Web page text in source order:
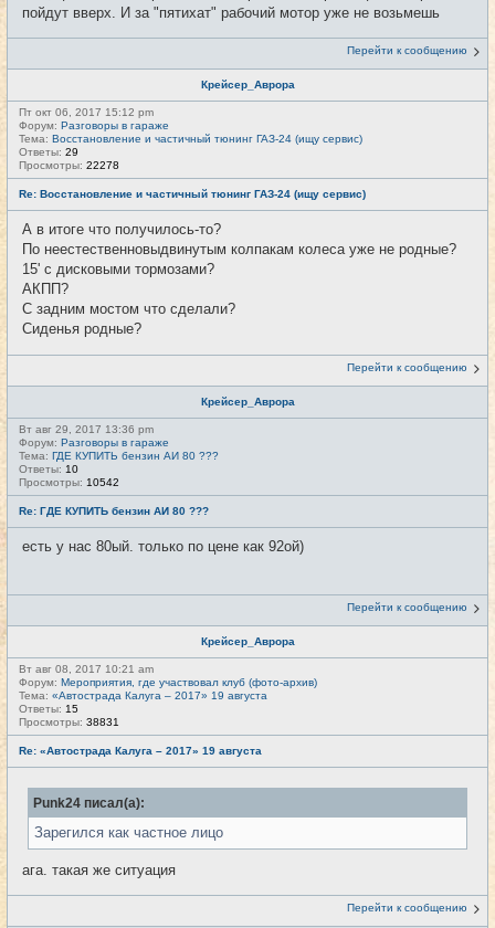
пойдут вверх. И за "пятихат" рабочий мотор уже не возьмешь
Перейти к сообщению
Крейсер_Аврора
Пт окт 06, 2017 15:12 pm
Форум: Разговоры в гараже
Тема: Восстановление и частичный тюнинг ГАЗ-24 (ищу сервис)
Ответы: 29
Просмотры: 22278
Re: Восстановление и частичный тюнинг ГАЗ-24 (ищу сервис)
А в итоге что получилось-то?
По неестественновыдвинутым колпакам колеса уже не родные?
15' с дисковыми тормозами?
АКПП?
С задним мостом что сделали?
Сиденья родные?
Перейти к сообщению
Крейсер_Аврора
Вт авг 29, 2017 13:36 pm
Форум: Разговоры в гараже
Тема: ГДЕ КУПИТЬ бензин АИ 80 ???
Ответы: 10
Просмотры: 10542
Re: ГДЕ КУПИТЬ бензин АИ 80 ???
есть у нас 80ый. только по цене как 92ой)
Перейти к сообщению
Крейсер_Аврора
Вт авг 08, 2017 10:21 am
Форум: Мероприятия, где участвовал клуб (фото-архив)
Тема: «Автострада Калуга – 2017» 19 августа
Ответы: 15
Просмотры: 38831
Re: «Автострада Калуга – 2017» 19 августа
Punk24 писал(а):
Зарегился как частное лицо
ага. такая же ситуация
Перейти к сообщению